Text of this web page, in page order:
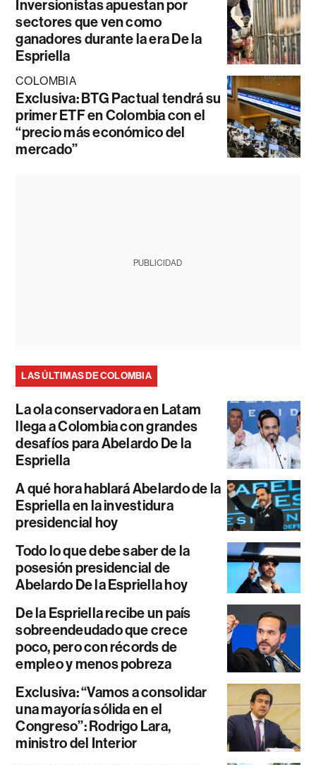
Inversionistas apuestan por
sectores que ven como
ganadores durante la era De la
Espriella
COLOMBIA
Exclusiva: BTG Pactual tendrá su
primer ETF en Colombia con el
“precio más económico del
mercado”
PUBLICIDAD
LAS ÚLTIMAS DE COLOMBIA
La ola conservadora en Latam
llega a Colombia con grandes
desafíos para Abelardo De la
Espriella
A qué hora hablará Abelardo de la
Espriella en la investidura
presidencial hoy
Todo lo que debe saber de la
posesión presidencial de
Abelardo De la Espriella hoy
De la Espriella recibe un país
sobreendeudado que crece
poco, pero con récords de
empleo y menos pobreza
Exclusiva: “Vamos a consolidar
una mayoría sólida en el
Congreso”: Rodrigo Lara,
ministro del Interior